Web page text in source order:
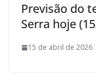
Previsão do
Serra hoje
15 de abril de 2026